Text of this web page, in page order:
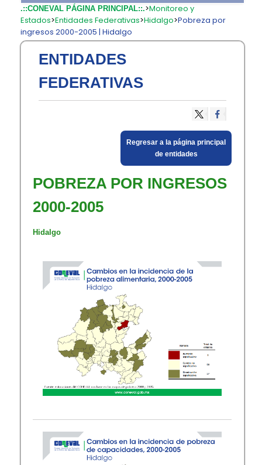
.::CONEVAL PÁGINA PRINCIPAL::.>Monitoreo y
Estados>Entidades Federativas>Hidalgo>Pobreza por
ingresos 2000-2005 | Hidalgo
ENTIDADES
FEDERATIVAS
​Regresar a la página principal
de entidades​
POBREZA POR INGRESOS
2000-2005
​Hidalgo